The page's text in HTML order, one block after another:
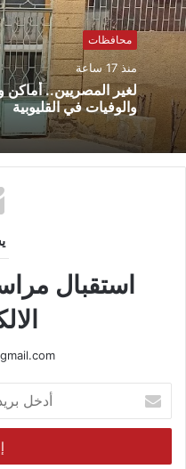
محافظات
منذ 17 ساعة
لغير المصريين.. أماكن
والوفيات في القليوبية
استقبال
بريدك
الإلكتروني